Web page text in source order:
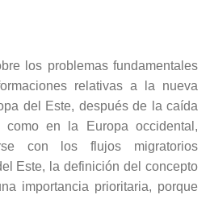
los problemas fundamentales
relativas a la nueva
del Este, después de la caída
como en la Europa occidental,
con los flujos migratorios
Este, la definición del concepto
importancia prioritaria, porque